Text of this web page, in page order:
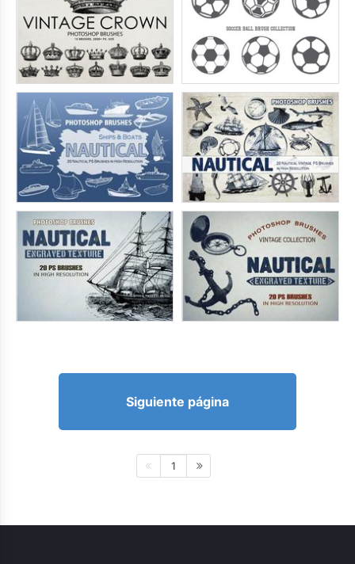
Siguiente página
1